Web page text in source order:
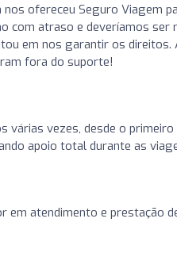
nos ofereceu Seguro Viagem
com atraso e deveríamos ser
em nos garantir os direitos.
fora do suporte!
várias vezes, desde o
apoio total durante as
em atendimento e prestação